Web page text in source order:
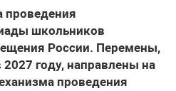
проведения
школьников
России. Перемены,
году, направлены на
проведения